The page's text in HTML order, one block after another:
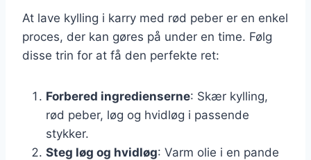
At lave kylling i karry med rød peber er en enkel
proces, der kan gøres på under en time. Følg
disse trin for at få den perfekte ret:
Forbered ingredienserne: Skær kylling,
rød peber, løg og hvidløg i passende
stykker.
Steg løg og hvidløg: Varm olie i en pande